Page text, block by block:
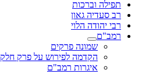
תפילה וברכות
רב סעדיה גאון
רבי יהודה הלוי
רמב"ם
שמונה פרקים
הקדמה לפירוש על פרק חלק
איגרות רמב"ם